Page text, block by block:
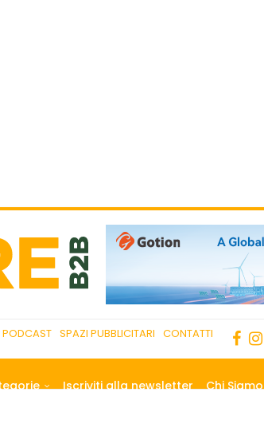
PODCAST SPAZI PUBBLICITARI CONTATTI
Iscriviti alla newsletter Chi Siamo